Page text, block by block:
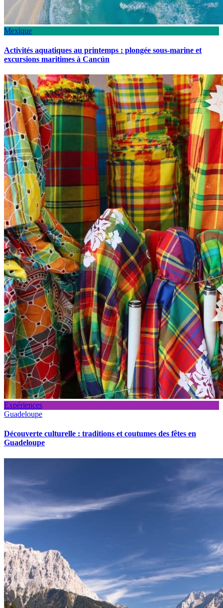
Mexique
Activités aquatiques au printemps : plongée sous-marine et
excursions maritimes à Cancún
Expériences
Guadeloupe
Découverte culturelle : traditions et coutumes des fêtes en
Guadeloupe